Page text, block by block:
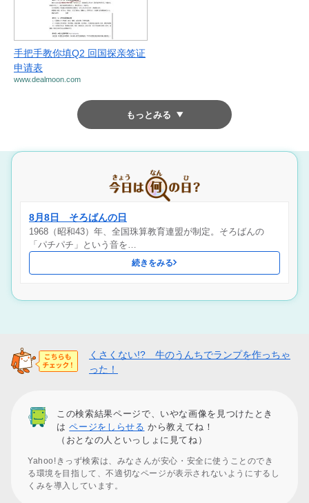
手把手教你填Q2 回国探亲签证
申请表
www.dealmoon.com
もっとみる
8月8日 そろばんの日
1968（昭和43）年、全国珠算教育連盟が制定。そろばんの
「パチパチ」という音を…
続きをみる
くさくない!? 牛のうんちでランプを作っちゃ
った！
この検索結果ページで、いやな画像を見つけたとき
はページをしらせる から教えてね！
（おとなの人といっしょに見てね）
Yahoo!きっず検索は、みなさんが安心・安全に使うことのでき
る環境を目指して、不適切なページが表示されないようにするし
くみを導入しています。